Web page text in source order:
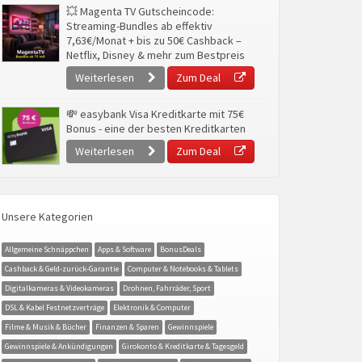
💥 Magenta TV Gutscheincode:
Streaming-Bundles ab effektiv
7,63€/Monat + bis zu 50€ Cashback –
Netflix, Disney & mehr zum Bestpreis
Weiterlesen
Zum Deal
💸 easybank Visa Kreditkarte mit 75€
Bonus - eine der besten Kreditkarten
Weiterlesen
Zum Deal
Unsere Kategorien
Allgemeine Schnäppchen Apps & Software
BonusDeals
Cashback & Geld-zurück-Garantie
Computer & Notebooks & Tablets
Digitalkameras & Videokameras
Drohnen, Fahrräder, Sport
DSL & Kabel Festnetzverträge
Elektronik & Computer
Filme & Musik & Bücher
Finanzen & Sparen
Gewinnspiele
Gewinnspiele & Ankündigungen
Girokonto & Kreditkarte & Tagesgeld